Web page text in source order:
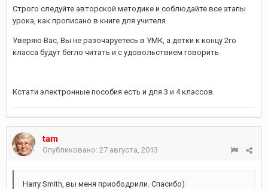
Строго следуйте авторской методике и соблюдайте все этапы
урока, как прописано в книге для учителя.
Уверяю Вас, Вы не разочаруетесь в УМК, а детки к концу 2го
класса будут бегло читать и с удовольствием говорить.
Кстати электронные пособия есть и для 3 и 4 классов.
tam
Опубликовано: 27 августа, 2013
Harry Smith, вы меня приободрили. Спасибо)